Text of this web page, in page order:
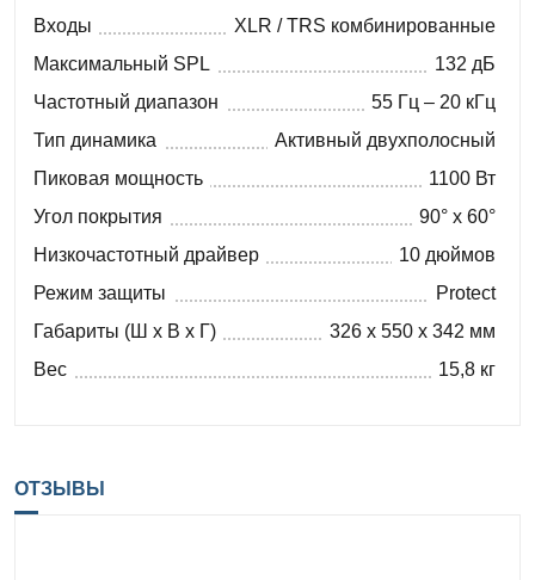
Входы
XLR / TRS комбинированные
Максимальный SPL
132 дБ
Частотный диапазон
55 Гц – 20 кГц
Тип динамика
Активный двухполосный
Пиковая мощность
1100 Вт
Угол покрытия
90° x 60°
Низкочастотный драйвер
10 дюймов
Режим защиты
Protect
Габариты (Ш x В x Г)
326 x 550 x 342 мм
Вес
15,8 кг
ОТЗЫВЫ